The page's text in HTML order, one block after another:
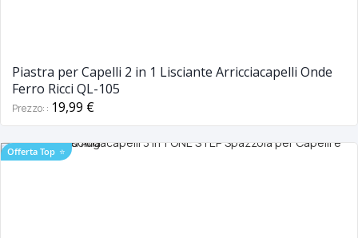
Piastra per Capelli 2 in 1 Lisciante Arricciacapelli Onde
Ferro Ricci QL-105
Prezzo: 19,99 €
Offerta Top ⭐